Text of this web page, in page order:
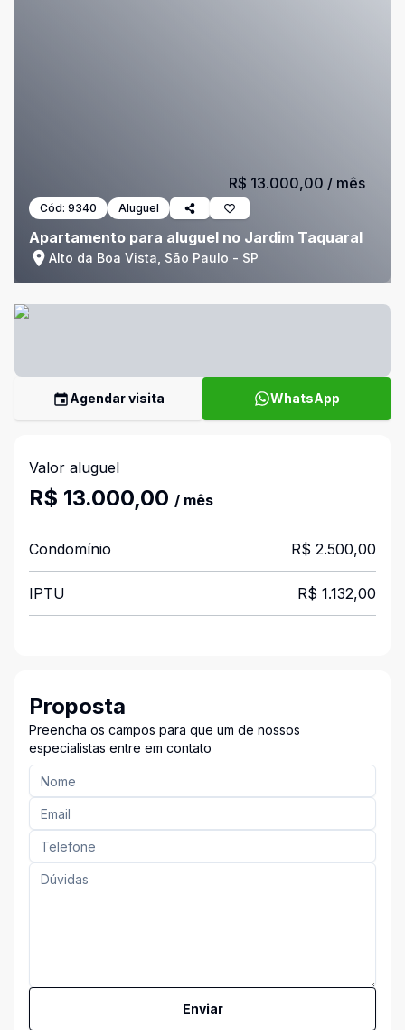
Cód: 9340 Aluguel
Apartamento para aluguel no Jardim Taquaral
Alto da Boa Vista, São Paulo - SP
R$ 13.000,00 / mês
Agendar visita WhatsApp
Valor aluguel
R$ 13.000,00 / mês
Condomínio R$ 2.500,00
IPTU R$ 1.132,00
Proposta
Preencha os campos para que um de nossos
especialistas entre em contato
Enviar